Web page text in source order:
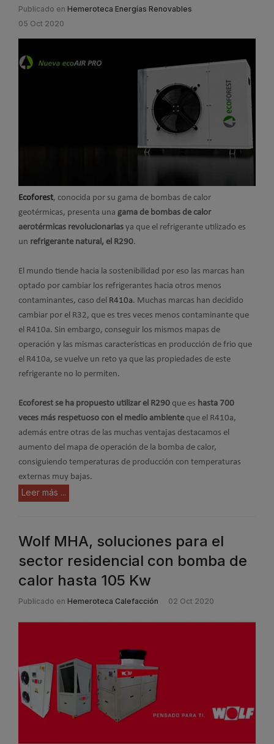
Publicado en Hemeroteca Energías Renovables
05 Oct 2020
Ecoforest, conocida por su gama de bombas de calor
geotérmicas, presenta una gama de bombas de calor
aerotérmicas revolucionarias ya que el refrigerante utilizado es
un refrigerante natural, el R290.
El mundo tiende hacia la sostenibilidad por eso las marcas han
optado por cambiar los refrigerantes hacia otros menos
contaminantes, caso del R410a. Muchas marcas han decidido
cambiar por el R32, que es tres veces menos contaminante que
el R410a. Sin embargo, conseguir los mismos mapas de
operación y las mismas características en producción de frio que
el R410a, se vuelve un reto ya que las propiedades de este
refrigerante no lo permiten.
Ecoforest se ha propuesto utilizar el R290 que es hasta 700
veces más respetuoso con el medio ambienteque el R410a,
además entre otras de las muchas ventajas destacamos el
aumento del mapa de operación de la bomba de calor,
consiguiendo temperaturas de producción con temperaturas
externas muy bajas.
Leer más ...
Wolf MHA, soluciones para el
sector residencial con bomba de
calor hasta 105 Kw
Publicado en Hemeroteca Calefacción 02 Oct 2020